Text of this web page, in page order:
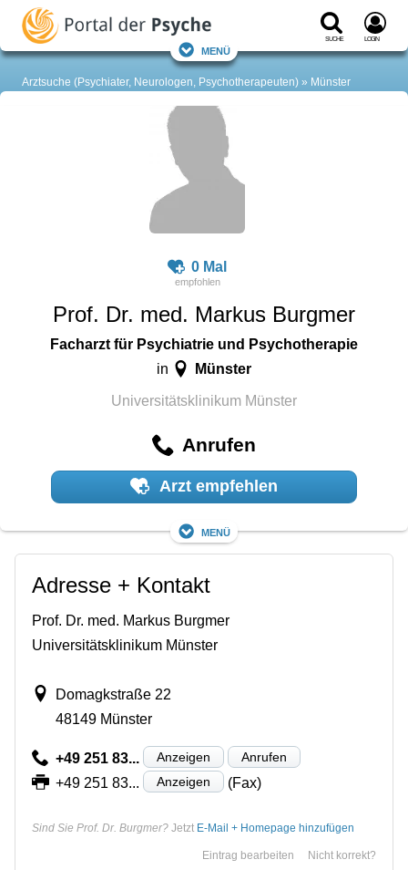
Suche Login
Menü
Arztsuche (Psychiater, Neurologen, Psychotherapeuten) Münster
0 Mal
Prof. Dr. med. Markus Burgmer
Facharzt für Psychiatrie und Psychotherapie
in Münster
Universitätsklinikum Münster
Anrufen
Arzt empfehlen
Menü
Adresse + Kontakt
Prof. Dr. med. Markus Burgmer
Universitätsklinikum Münster
Domagkstraße 22
48149 Münster
+49 251 83... Anzeigen Anrufen
+49 251 83... Anzeigen (Fax)
Sind Sie Prof. Dr. Burgmer? Jetzt E-Mail + Homepage hinzufügen
Nicht korrekt?
Eintrag bearbeiten